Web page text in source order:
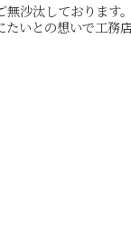
沙汰しております
いとの想いで工務